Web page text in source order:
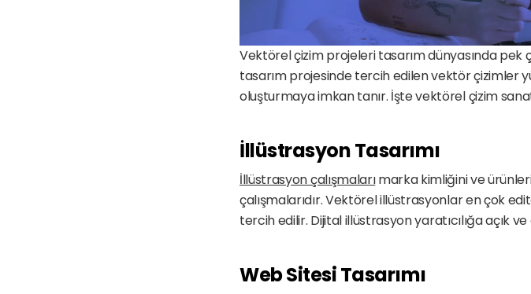
Vektörel çizim projeleri tasarım dünyasında pek
tasarım projesinde tercih edilen vektör çizimler
oluşturmaya imkan tanır. İşte vektörel çizim
İllüstrasyon Tasarımı
İllüstrasyon çalışmaları marka kimliğini ve
çalışmalarıdır. Vektörel illüstrasyonlar en çok
tercih edilir. Dijital illüstrasyon yaratıcılığa açık
Web Sitesi Tasarımı